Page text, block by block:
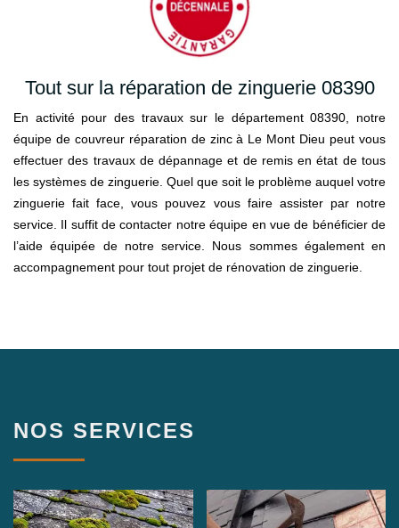
Tout sur la réparation de zinguerie 08390
En activité pour des travaux sur le département 08390, notre
équipe de couvreur réparation de zinc à Le Mont Dieu peut vous
effectuer des travaux de dépannage et de remis en état de tous
les systèmes de zinguerie. Quel que soit le problème auquel votre
zinguerie fait face, vous pouvez vous faire assister par notre
service. Il suffit de contacter notre équipe en vue de bénéficier de
l’aide équipée de notre service. Nous sommes également en
accompagnement pour tout projet de rénovation de zinguerie.
NOS SERVICES